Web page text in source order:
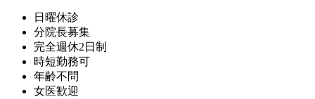
日曜休診
分院長募集
完全週休2日制
時短勤務可
年齢不問
女医歓迎